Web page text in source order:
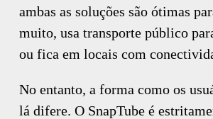
ambas as soluções são ótimas
muito, usa transporte público
ou fica em locais com
No entanto, a forma como os
lá difere. O SnapTube é